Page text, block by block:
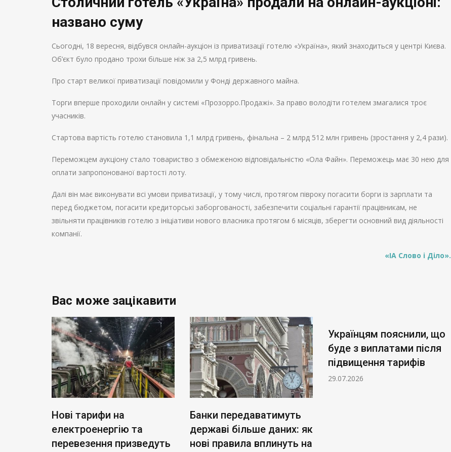
названо суму
Сьогодні, 18 вересня, відбувся онлайн-аукціон із приватизації готелю «Україна», який знаходиться у центрі Києва.
Об’єкт було продано трохи більше ніж за 2,5 млрд гривень.
Про старт великої приватизації повідомили у Фонді державного майна.
Торги вперше проходили онлайн у системі «Прозорро.Продажі». За право володіти готелем змагалися троє
учасників.
Стартова вартість готелю становила 1,1 млрд гривень, фінальна – 2 млрд 512 млн гривень (зростання у 2,4 рази).
Переможцем аукціону стало товариство з обмеженою відповідальністю «Ола Файн». Переможець має 30 нею для
оплати запропонованої вартості лоту.
Далі він має виконувати всі умови приватизації, у тому числі, протягом півроку погасити борги із зарплати та
перед бюджетом, погасити кредиторські заборгованості, забезпечити соціальні гарантії працівникам, не
звільняти працівників готелю з ініціативи нового власника протягом 6 місяців, зберегти основний вид діяльності
компанії.
«ІА Слово і Діло».
Вас може зацікавити
Нові тарифи на
електроенергію та
перевезення призведуть
Банки передаватимуть
державі більше даних: як
нові правила вплинуть на
Українцям пояснили, що
буде з виплатами після
підвищення тарифів
29.07.2026